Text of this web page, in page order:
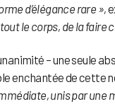
d’élégance rare »,
le corps, de la
– une seule
enchantée de cette
unis par une